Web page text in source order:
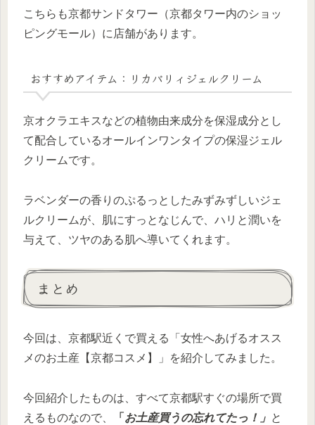
こちらも京都サンドタワー（京都タワー内のショッ
ピングモール）に店舗があります。
おすすめアイテム：リカバリィジェルクリーム
京オクラエキスなどの植物由来成分を保湿成分とし
て配合しているオールインワンタイプの保湿ジェル
クリームです。
ラベンダーの香りのぷるっとしたみずみずしいジェ
ルクリームが、肌にすっとなじんで、ハリと潤いを
与えて、ツヤのある肌へ導いてくれます。
まとめ
今回は、京都駅近くで買える「女性へあげるオスス
メのお土産【京都コスメ】」を紹介してみました。
今回紹介したものは、すべて京都駅すぐの場所で買
えるものなので、
「 お土産買うの忘れてたっ！」 と